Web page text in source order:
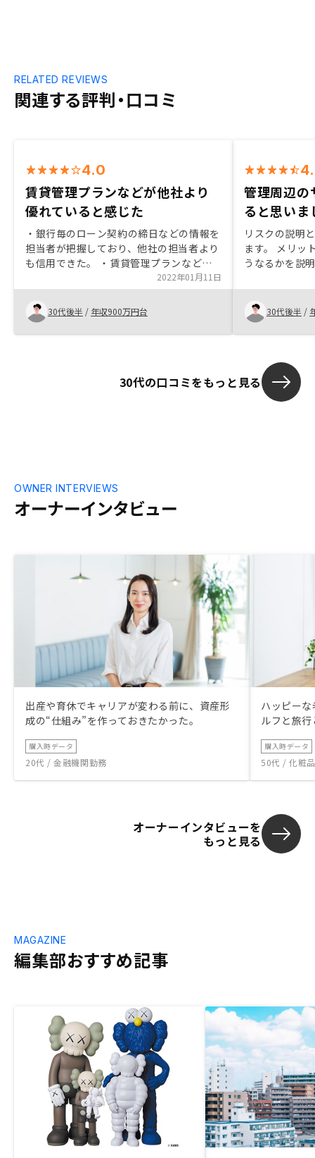
関連する評判・口コミ
RELATED REVIEWS
4.0
賃貸管理プランなどが他社より
優れていると感じた
・銀行毎のローン契約の締日などの情報を
担当者が把握しており、他社の担当者より
も信用できた。 ・賃貸管理プランなどが
他社より優れていると感じた（つまり、自
社保有物件の空室リスクなどに対しての自
信が見えた）。 ・手続きは極力デジタル
化されており、時間的にも手間としても非
常に効率的で楽であった（体感的には他の
入の手続きなどを通じて実感したが、最初
2022年01月11日
30代後半 / 年収900万円台
管理周辺の
ると思いま
リスクの説明
ます。 メリッ
うなるかを説
シーが管理し
理解できまし
30代後半 /
30代の口コミをもっと見る
オーナーインタビュー
OWNER INTERVIEWS
出産や育休でキャリアが変わる前に、資産形
成の“仕組み”を作っておきたかった。
購入時データ
20代 / 金融機関勤務
ハッピー
ルフと旅
購入時データ
50代 / 化粧
オーナーインタビューを
もっと見る
編集部おすすめ記事
MAGAZINE